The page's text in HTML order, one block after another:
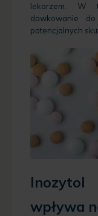
lekarzem. W
dawkowanie
potencjalnych
wpływa